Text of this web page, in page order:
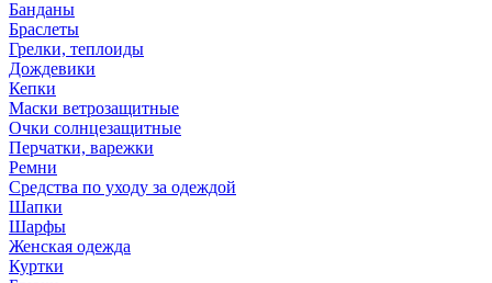
Банданы
Браслеты
Грелки, теплоиды
Дождевики
Кепки
Маски ветрозащитные
Очки солнцезащитные
Перчатки, варежки
Ремни
Средства по уходу за одеждой
Шапки
Шарфы
Женская одежда
Куртки